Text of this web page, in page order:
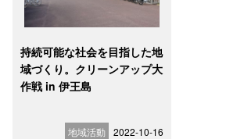
持続可能な社会を目指した地
域づくり。クリーンアップ大
作戦 in 伊王島
地域活動 2022-10-16